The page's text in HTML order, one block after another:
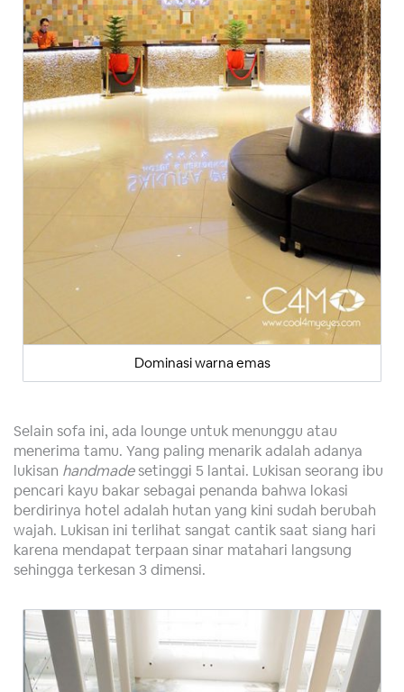
Dominasi warna emas
Selain sofa ini, ada lounge untuk menunggu atau
menerima tamu. Yang paling menarik adalah adanya
lukisan handmadesetinggi 5 lantai. Lukisan seorang ibu
pencari kayu bakar sebagai penanda bahwa lokasi
berdirinya hotel adalah hutan yang kini sudah berubah
wajah. Lukisan ini terlihat sangat cantik saat siang hari
karena mendapat terpaan sinar matahari langsung
sehingga terkesan 3 dimensi.